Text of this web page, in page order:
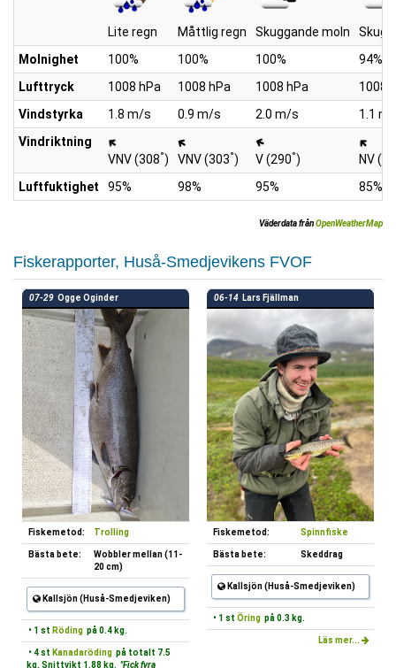
Lite regn Måttlig regn Skuggande moln
Molnighet
100% 100% 100%
94%
Lufttryck
1008 hPa 1008 hPa 1008 hPa
1008
Vindstyrka
1.8 m/s 0.9 m/s 2.0 m/s
1.1
Vindriktning
VNV (308°) VNV (303°) V (290°)
NV
Luftfuktighet
95% 98% 95% 85%
Väderdata frånOpenWeatherMap
Fiskerapporter, Huså-Smedjevikens FVOF
07-29 Ogge Oginder
Fiskemetod: Trolling
Bästa bete:
Wobbler mellan (11-
20 cm)
Kallsjön (Huså-Smedjeviken)
• 1 st Röding på 0.4 kg.
• 4 st Kanadaröding på totalt 7.5
kg, Snittvikt 1.88 kg. "Fick fyra
06-14 Lars Fjällman
Fiskemetod: Spinnfiske
Bästa bete: Skeddrag
Kallsjön (Huså-Smedjeviken)
• 1 st Öring på 0.3 kg.
Läs mer...